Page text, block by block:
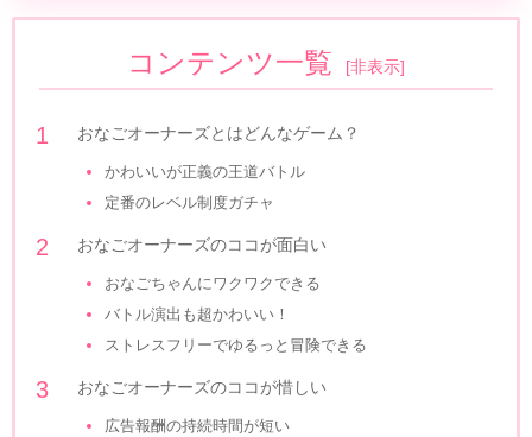
コンテンツ一覧 [非表示]
おなごオーナーズとはどんなゲーム？
かわいいが正義の王道バトル
定番のレベル制度ガチャ
おなごオーナーズのココが面白い
おなごちゃんにワクワクできる
バトル演出も超かわいい！
ストレスフリーでゆるっと冒険できる
おなごオーナーズのココが惜しい
広告報酬の持続時間が短い